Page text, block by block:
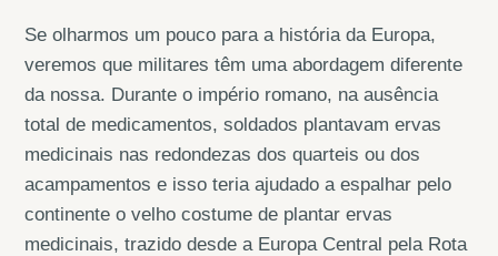
Se olharmos um pouco para a história da Europa,
veremos que militares têm uma abordagem diferente
da nossa. Durante o império romano, na ausência
total de medicamentos, soldados plantavam ervas
medicinais nas redondezas dos quarteis ou dos
acampamentos e isso teria ajudado a espalhar pelo
continente o velho costume de plantar ervas
medicinais, trazido desde a Europa Central pela Rota